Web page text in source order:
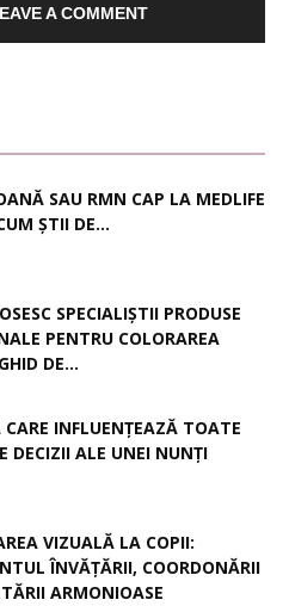
A COMMENT
SAU RMN CAP LA MEDLIFE
ȘTII DE...
SPECIALIȘTII PRODUSE
PENTRU COLORAREA
DE...
CARE INFLUENȚEAZĂ TOATE
DECIZII ALE UNEI NUNȚI
VIZUALĂ LA COPII:
ÎNVĂȚĂRII, COORDONĂRII
ARMONIOASE